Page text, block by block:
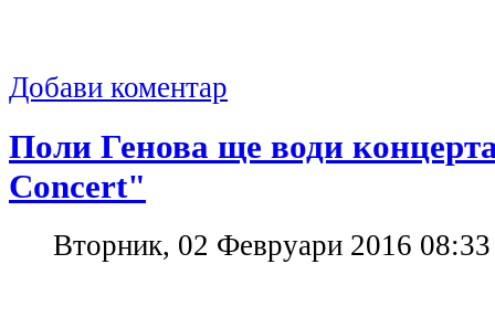
Добави коментар
Поли Генова ще води
Concert"
Вторник, 02 Февруари 2016 08:33